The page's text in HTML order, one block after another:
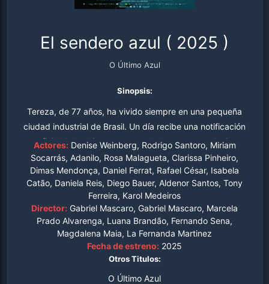
El sendero azul ( 2025 )
O Último Azul
Sinopsis:
Tereza, de 77 años, ha vivido siempre en una pequeña
ciudad industrial de Brasil. Un día recibe una notificación
oficial del gobierno para trasladarse a una colonia
remota, creada para que los jubilados pasen sus “últimos
años” y así dejar espacio a los más jóvenes para que
sigan siendo plenamente productivos. Pero en lugar de
aceptar este destino impuesto, Tereza se rebela y
decide embarcarse en un viaje transformador por el
Amazonas para cumplir un último deseo antes de que le
arrebaten su libertad. Esto marcará su vida para
siempre.
Actores: Denise Weinberg, Rodrigo Santoro, Miriam
Socarrás, Adanilo, Rosa Malagueta, Clarissa Pinheiro,
Dimas Mendonça, Daniel Ferrat, Rafael César, Isabela
Catão, Daniela Reis, Diego Bauer, Aldenor Santos, Tony
Ferreira, Karol Medeiros
Director: Gabriel Mascaro, Gabriel Mascaro, Marcela
Prado Alvarenga, Luana Brandão, Fernando Sena,
Magdalena Maia, La Fernanda Martinez
Fecha de estreno: 2025
Otros Titulos:
O Último Azul